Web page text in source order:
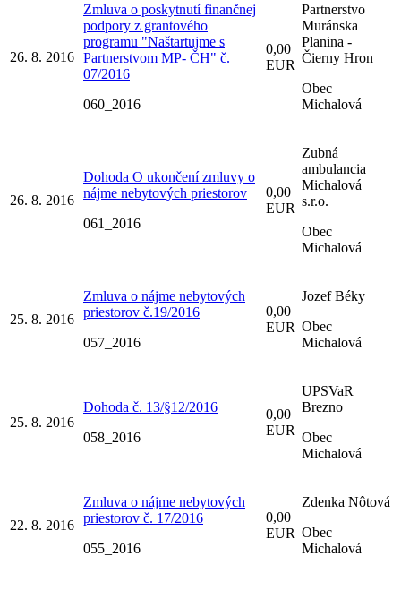
26. 8. 2016
Zmluva o poskytnutí finančnej
podpory z grantového
programu "Naštartujme s
Partnerstvom MP- ČH" č.
07/2016
060_2016
0,00
EUR
Partnerstvo
Muránska
Planina -
Čierny Hron
Obec
Michalová
26. 8. 2016
Dohoda O ukončení zmluvy o
nájme nebytových priestorov
061_2016
0,00
EUR
Zubná
ambulancia
Michalová
s.r.o.
Obec
Michalová
25. 8. 2016
Zmluva o nájme nebytových
priestorov č.19/2016
057_2016
0,00
EUR
Jozef Béky
Obec
Michalová
25. 8. 2016
Dohoda č. 13/§12/2016
058_2016
0,00
EUR
UPSVaR
Brezno
Obec
Michalová
22. 8. 2016
Zmluva o nájme nebytových
priestorov č. 17/2016
055_2016
0,00
EUR
Zdenka Nôtová
Obec
Michalová